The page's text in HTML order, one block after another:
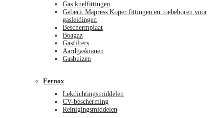
Gas knelfittingen
Geberit Mapress Koper fittingen en toebehoren voor
gasleidingen
Beschermplaat
Boagaz
Gasfilters
Aardgaskranen
Gasbuizen
Fernox
Lekdichtingsmiddelen
CV-bescherming
Reinigingsmiddelen